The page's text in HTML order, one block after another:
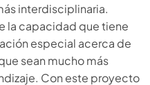
interdisciplinaria.
la capacidad que tiene
especial acerca de
sean mucho más
Con este proyecto